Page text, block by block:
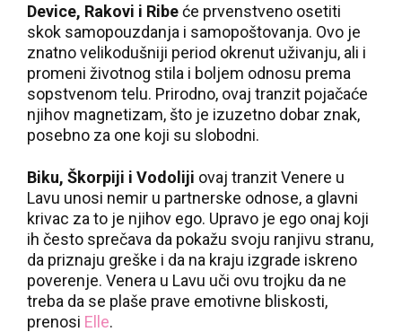
Device, Rakovi i Ribeće prvenstveno osetiti
skok samopouzdanja i samopoštovanja. Ovo je
znatno velikodušniji period okrenut uživanju, ali i
promeni životnog stila i boljem odnosu prema
sopstvenom telu. Prirodno, ovaj tranzit pojačaće
njihov magnetizam, što je izuzetno dobar znak,
posebno za one koji su slobodni.
Biku, Škorpiji i Vodoliji ovaj tranzit Venere u
Lavu unosi nemir u partnerske odnose, a glavni
krivac za to je njihov ego. Upravo je ego onaj koji
ih često sprečava da pokažu svoju ranjivu stranu,
da priznaju greške i da na kraju izgrade iskreno
poverenje. Venera u Lavu uči ovu trojku da ne
treba da se plaše prave emotivne bliskosti,
prenosi Elle.